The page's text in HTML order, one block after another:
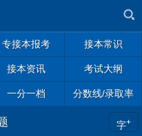
专接本报考 接本常识
接本资讯 考试大纲
一分一档 分数线/录取率
字+